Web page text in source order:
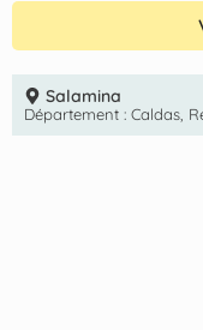
Salamina
Département : Caldas,